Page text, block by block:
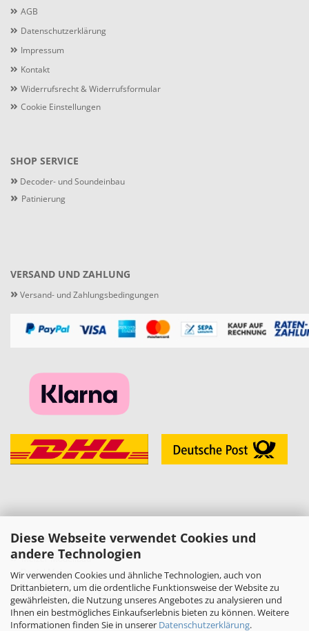
Diese Webseite verwendet Cookies und
andere Technologien
Wir verwenden Cookies und ähnliche Technologien, auch von
Drittanbietern, um die ordentliche Funktionsweise der Website zu
gewährleisten, die Nutzung unseres Angebotes zu analysieren und
Ihnen ein bestmögliches Einkaufserlebnis bieten zu können. Weitere
Informationen finden Sie in unserer Datenschutzerklärung.
AGB
Datenschutzerklärung
Impressum
Kontakt
Widerrufsrecht & Widerrufsformular
Cookie Einstellungen
SHOP SERVICE
» Decoder- und Soundeinbau
» Patinierung
VERSAND UND ZAHLUNG
» Versand- und Zahlungsbedingungen
KONTAKT
» Melzer Modellbau
Daniel Melzer
Alte Halberstädter Straße 22
38889 Blankenburg (Harz)
» Telefon: 03944-3665950
E-Mail:shop[at]melzer-modellbau.de